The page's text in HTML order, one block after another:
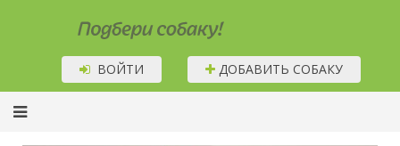
Подбери собаку!
ВОЙТИ ДОБАВИТЬ СОБАКУ